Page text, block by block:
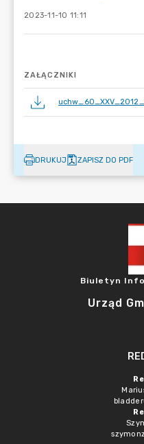
2023-11-10 11:11
ZAŁĄCZNIKI
DRUKUJ ZAPISZ DO PDF
Biuletyn
Urząd